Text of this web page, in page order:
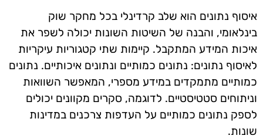
איסוף נתונים הוא שלב קרדינלי בכל מחקר שוק
בינלאומי, והבנה של השיטות השונות יכולה לשפר את
איכות המידע המתקבל. קיימות שתי קטגוריות עיקריות
לאיסוף נתונים: נתונים כמותיים ונתונים איכותיים. נתונים
כמותיים מתמקדים במידע מספרי, המאפשר השוואות
וניתוחים סטטיסטיים. לדוגמה, סקרים מקוונים יכולים
לספק נתונים כמותיים על העדפות צרכנים במדינות
שונות.